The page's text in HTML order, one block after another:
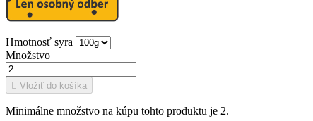
Hmotnosť syra
Množstvo
 Vložiť do košíka
Minimálne množstvo na kúpu tohto produktu je 2.